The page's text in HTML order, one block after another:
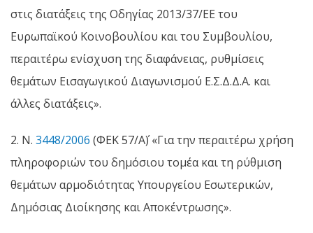
στις διατάξεις της Οδηγίας 2013/37/ΕΕ του
Ευρωπαϊκού Κοινοβουλίου και του Συμβουλίου,
περαιτέρω ενίσχυση της διαφάνειας, ρυθμίσεις
θεμάτων Εισαγωγικού Διαγωνισμού Ε.Σ.Δ.Δ.Α. και
άλλες διατάξεις».
2. Ν. 3448/2006 (ΦΕΚ 57/Α΄) «Για την περαιτέρω χρήση
πληροφοριών του δημόσιου τομέα και τη ρύθμιση
θεμάτων αρμοδιότητας Υπουργείου Εσωτερικών,
Δημόσιας Διοίκησης και Αποκέντρωσης».